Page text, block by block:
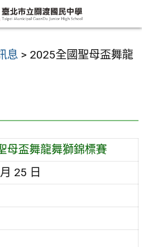
息 > 2025全國聖母盃舞龍
母盃舞龍舞獅錦標賽
25 日